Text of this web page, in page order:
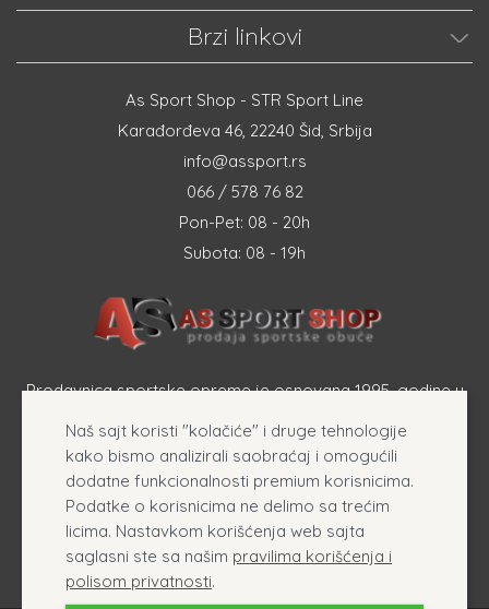
Brzi linkovi
As Sport Shop - STR Sport Line
Karađorđeva 46, 22240 Šid, Srbija
info@assport.rs
066 / 578 76 82
Pon-Pet: 08 - 20h
Subota: 08 - 19h
Prodavnica sportske opreme je osnovana 1995. godine u
opreme, originalnih patika i sportske odeće online.
Naš sajt koristi "kolačiće" i druge tehnologije
kako bismo analizirali saobraćaj i omogućili
dodatne funkcionalnosti premium korisnicima.
Podatke o korisnicima ne delimo sa trećim
licima. Nastavkom korišćenja web sajta
saglasni ste sa našim pravilima korišćenja i
polisom privatnosti.